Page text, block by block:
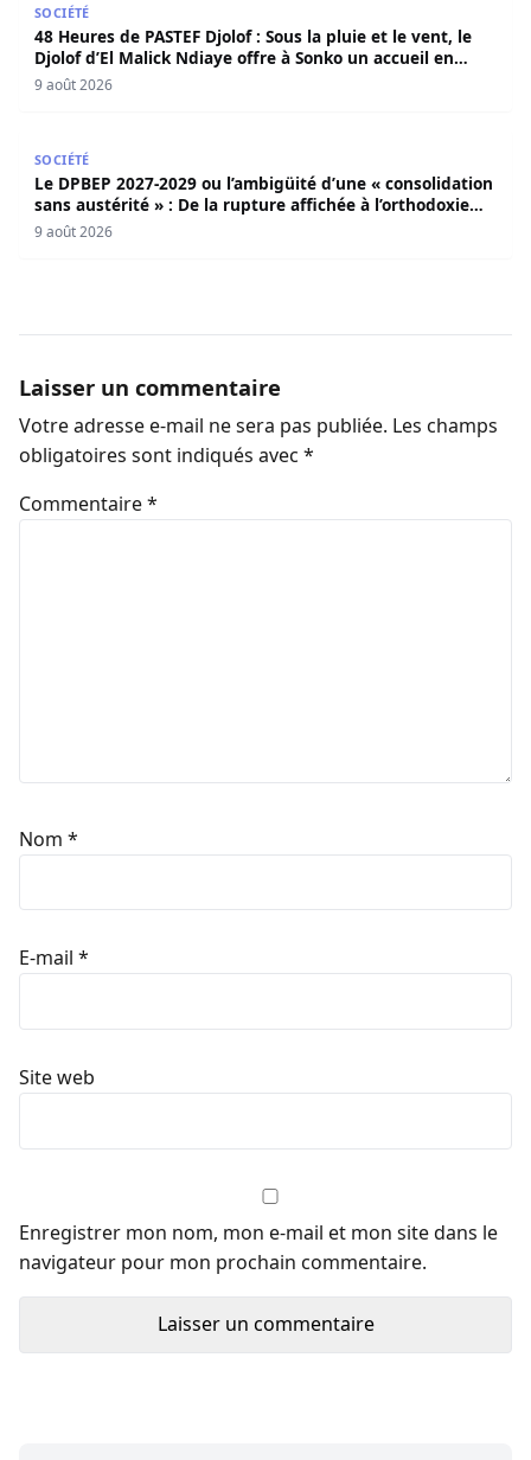
SOCIÉTÉ
48 Heures de PASTEF Djolof : Sous la pluie et le vent, le
Djolof d’El Malick Ndiaye offre à Sonko un accueil en
apothéose
9 août 2026
SOCIÉTÉ
Le DPBEP 2027-2029 ou l’ambigüité d’une « consolidation
sans austérité » : De la rupture affichée à l’orthodoxie
budgétaire, une analyse critique de la trajectoire
9 août 2026
Laisser un commentaire
Votre adresse e-mail ne sera pas publiée. Les champs
obligatoires sont indiqués avec *
Commentaire*
Nom *
E-mail *
Site web
Enregistrer mon nom, mon e-mail et mon site dans le
navigateur pour mon prochain commentaire.